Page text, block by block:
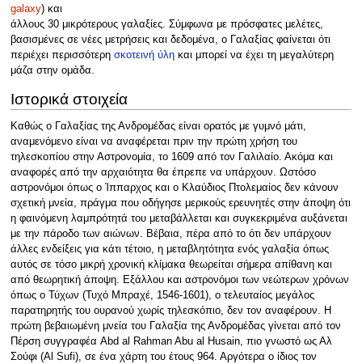
galaxy) και
άλλους 30 μικρότερους γαλαξίες. Σύμφωνα με πρόσφατες μελέτες,
βασισμένες σε νέες μετρήσεις και δεδομένα, ο Γαλαξίας φαίνεται ότι
περιέχει περισσότερη σκοτεινή ύληκαι μπορεί να έχει τη μεγαλύτερη
μάζα στην ομάδα.
Ιστορικά στοιχεία
Καθώς ο Γαλαξίας της Ανδρομέδας είναι ορατός με γυμνό μάτι,
αναμενόμενο είναι να αναφέρεται πριν την πρώτη χρήση του
τηλεσκοπίου στην Αστρονομία, το 1609 από τον Γαλιλαίο. Ακόμα και
αναφορές από την αρχαιότητα θα έπρεπε να υπάρχουν. Ωστόσο
αστρονόμοι όπως ο Ίππαρχος και ο Κλαύδιος Πτολεμαίος δεν κάνουν
σχετική μνεία, πράγμα που οδήγησε μερικούς ερευνητές στην άποψη ότι
η φαινόμενη λαμπρότητά του μεταβάλλεται και συγκεκριμένα αυξάνεται
με την πάροδο των αιώνων. Βέβαια, πέρα από το ότι δεν υπάρχουν
άλλες ενδείξεις για κάτι τέτοιο, η μεταβλητότητα ενός γαλαξία όπως
αυτός σε τόσο μικρή χρονική κλίμακα θεωρείται σήμερα απίθανη και
από θεωρητική άποψη. Εξάλλου και αστρονόμοι των νεώτερων χρόνων
όπως ο Τύχων (Τυχό Μπραχέ, 1546-1601), ο τελευταίος μεγάλος
παρατηρητής του ουρανού χωρίς τηλεσκόπιο, δεν τον αναφέρουν. Η
πρώτη βεβαιωμένη μνεία του Γαλαξία της Ανδρομέδας γίνεται από τον
Πέρση συγγραφέα Abd al Rahman Abu al Husain, πιο γνωστό ως Αλ
Σούφι (Al Sufi), σε ένα χάρτη του έτους 964. Αργότερα ο ίδιος τον